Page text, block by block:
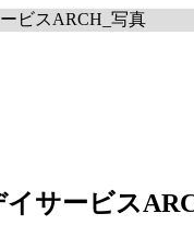
イサービス